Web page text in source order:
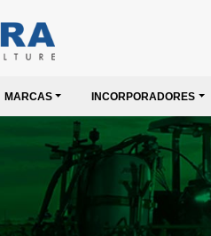
MARCAS INCORPORADORES